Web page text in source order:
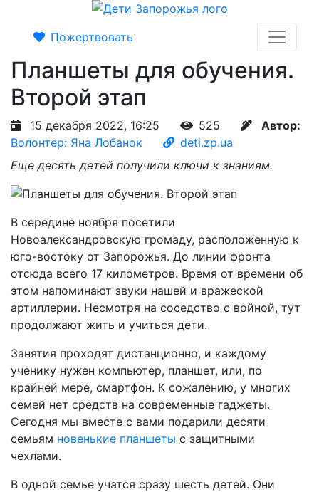
Пожертвовать
Планшеты для обучения.
Второй этап
15 декабря 2022, 16:25 525
Автор:
Волонтер: Яна Лобанок
deti.zp.ua
Еще десять детей получили ключи к знаниям.
В середине ноября посетили
Новоалександровскую громаду, расположенную к
юго-востоку от Запорожья. До линии фронта
отсюда всего 17 километров. Время от времени об
этом напоминают звуки нашей и вражеской
артиллерии. Несмотря на соседство с войной, тут
продолжают жить и учиться дети.
Занятия проходят дистанционно, и каждому
ученику нужен компьютер, планшет, или, по
крайней мере, смартфон. К сожалению, у многих
семей нет средств на современные гаджеты.
Сегодня мы вместе с вами подарили десяти
семьям новенькие планшеты с защитными
чехлами.
В одной семье учатся сразу шесть детей. Они